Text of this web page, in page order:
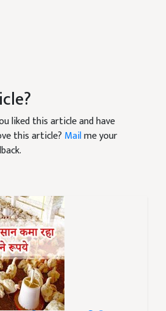
liked this article and have
this article? Mailme your